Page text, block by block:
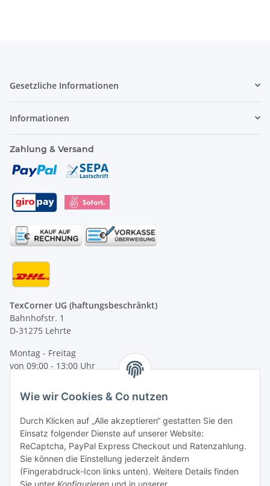
Gesetzliche Informationen
Informationen
Zahlung & Versand
TexCorner UG (haftungsbeschränkt)
Bahnhofstr. 1
D-31275 Lehrte
Montag - Freitag
von 09:00 - 13:00 Uhr
Tel: +49 (0) 5132 8230689
E-Mail:mail@texcorner.de
Wie wir Cookies & Co nutzen
Durch Klicken auf „Alle akzeptieren“ gestatten Sie den
Einsatz folgender Dienste auf unserer Website:
ReCaptcha, PayPal Express Checkout und Ratenzahlung.
Sie können die Einstellung jederzeit ändern
(Fingerabdruck-Icon links unten). Weitere Details finden